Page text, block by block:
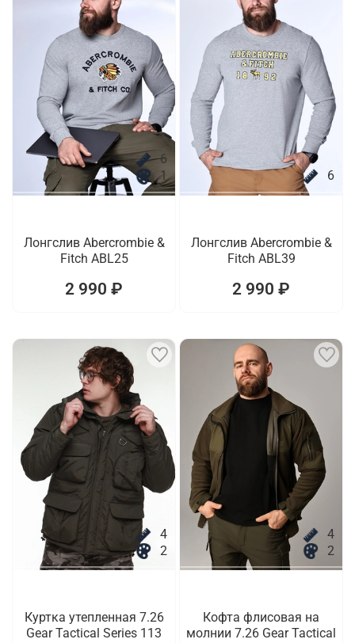
6
1
Лонгслив Abercrombie &
Fitch ABL25
2 990 ₽
6
Лонгслив Abercrombie &
Fitch ABL39
2 990 ₽
4
2
Куртка утепленная 7.26
Gear Tactical Series 113
4
2
Кофта флисовая на
молнии 7.26 Gear Tactical